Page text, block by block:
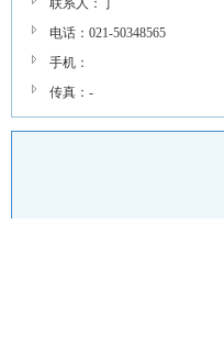
联系人：丁
电话：021-50348565
手机：
传真：-